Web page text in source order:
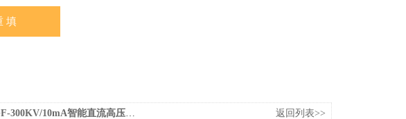
300KV/10mA智能直流高压发生器 返回列表>>